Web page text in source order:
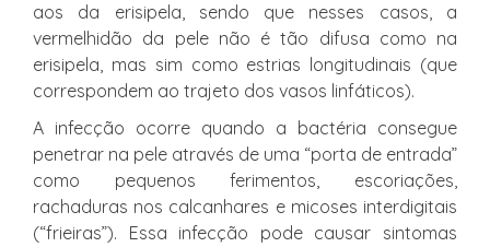
aos da erisipela, sendo que nesses casos, a
vermelhidão da pele não é tão difusa como na
erisipela, mas sim como estrias longitudinais (que
correspondem ao trajeto dos vasos linfáticos).
A infecção ocorre quando a bactéria consegue
penetrar na pele através de uma “porta de entrada”
como pequenos ferimentos, escoriações,
rachaduras nos calcanhares e micoses interdigitais
(“frieiras”). Essa infecção pode causar sintomas